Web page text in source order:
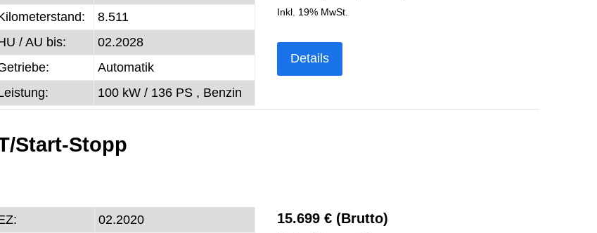
8.511
/ AU bis:
02.2028
Automatik
100 kW / 136 PS , Benzin
Inkl. 19% MwSt.
Details
Start-Stopp
02.2020
15.699 € (Brutto)